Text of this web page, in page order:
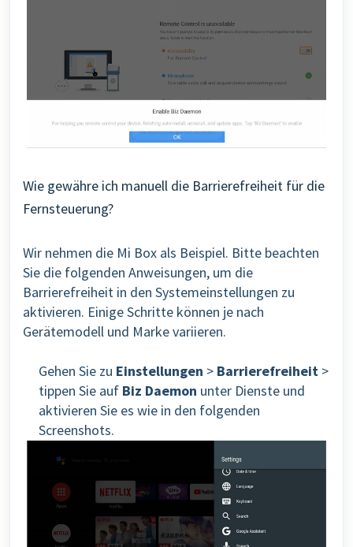
Wie gewähre ich manuell die Barrierefreiheit für die
Fernsteuerung?
Wir nehmen die Mi Box als Beispiel. Bitte beachten
Sie die folgenden Anweisungen, um die
Barrierefreiheit in den Systemeinstellungen zu
aktivieren. Einige Schritte können je nach
Gerätemodell und Marke variieren.
Gehen Sie zu Einstellungen > Barrierefreiheit >
tippen Sie auf Biz Daemon unter Dienste und
aktivieren Sie es wie in den folgenden
Screenshots.